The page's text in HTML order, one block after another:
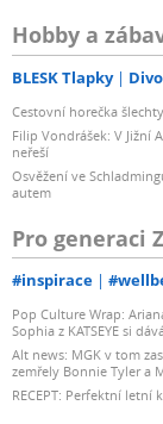
Hobby a
BLESK Tlapky
Cestovní horečka
Filip Vondrášek: V Jižní
neřeší
Osvěžení ve
autem
Pro generaci Z
#inspirace
Pop Culture Wrap:
Sophia z KATSEYE si
Alt news: MGK v tom
zemřely Bonnie Tyler a
RECEPT: Perfektní